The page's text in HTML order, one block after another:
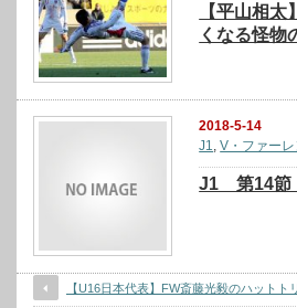
【平山相
くなる怪物
2018-5-14
J1,V・ファー
J1 第14節
【U16日本代表】FW斎藤光毅のハットト